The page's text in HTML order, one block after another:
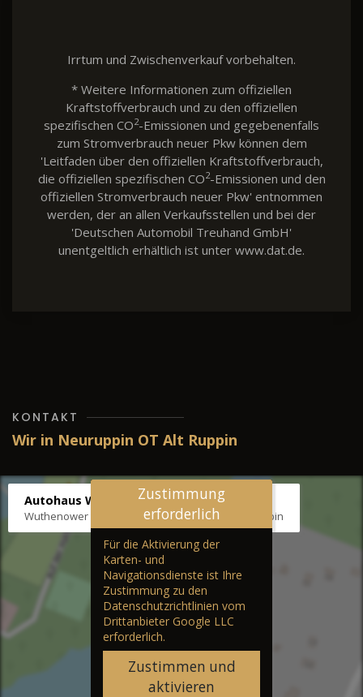
Irrtum und Zwischenverkauf vorbehalten.
* Weitere Informationen zum offiziellen
Kraftstoffverbrauch und zu den offiziellen
spezifischen CO2-Emissionen und gegebenenfalls
zum Stromverbrauch neuer Pkw können dem
'Leitfaden über den offiziellen Kraftstoffverbrauch,
die offiziellen spezifischen CO2-Emissionen und den
offiziellen Stromverbrauch neuer Pkw' entnommen
werden, der an allen Verkaufsstellen und bei der
'Deutschen Automobil Treuhand GmbH'
unentgeltlich erhältlich ist unter www.dat.de.
KONTAKT
Wir in Neuruppin OT Alt Ruppin
Autohaus Wernicke
Wuthenower Str. 12b, 16827 Neuruppin OT Alt Ruppin
Zustimmung
erforderlich
Für die Aktivierung der
Karten- und
Navigationsdienste ist Ihre
Zustimmung zu den
Datenschutzrichtlinien vom
Drittanbieter Google LLC
erforderlich.
Zustimmen und
aktivieren